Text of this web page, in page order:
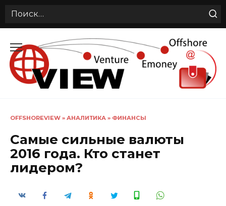
Search
содержанию
OFFSHOREVIEW » АНАЛИТИКА » ФИНАНСЫ
Самые сильные валюты
2016 года. Кто станет
лидером?